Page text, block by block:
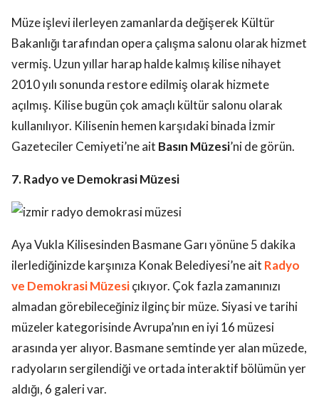
Müze işlevi ilerleyen zamanlarda değişerek Kültür
Bakanlığı tarafından opera çalışma salonu olarak hizmet
vermiş. Uzun yıllar harap halde kalmış kilise nihayet
2010 yılı sonunda restore edilmiş olarak hizmete
açılmış. Kilise bugün çok amaçlı kültür salonu olarak
kullanılıyor. Kilisenin hemen karşıdaki binada İzmir
Gazeteciler Cemiyeti’ne ait Basın Müzesi’ni de görün.
7. Radyo ve Demokrasi Müzesi
Aya Vukla Kilisesinden Basmane Garı yönüne 5 dakika
ilerlediğinizde karşınıza Konak Belediyesi’ne ait Radyo
ve Demokrasi Müzesiçıkıyor. Çok fazla zamanınızı
almadan görebileceğiniz ilginç bir müze. Siyasi ve tarihi
müzeler kategorisinde Avrupa’nın en iyi 16 müzesi
arasında yer alıyor. Basmane semtinde yer alan müzede,
radyoların sergilendiği ve ortada interaktif bölümün yer
aldığı, 6 galeri var.